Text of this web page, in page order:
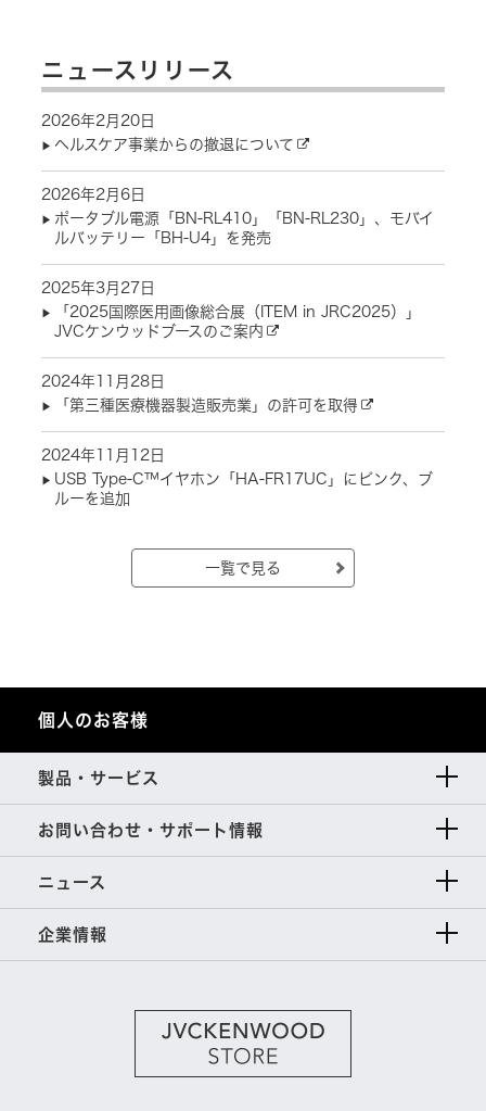
ニュースリリース
一覧で見る
2026年2月20日
ヘルスケア事業からの撤退について
2026年2月6日
ポータブル電源「BN-RL410」「BN-RL230」、モバイ
ルバッテリー「BH-U4」を発売
2025年3月27日
「2025国際医用画像総合展（ITEM in JRC2025）」
JVCケンウッドブースのご案内
2024年11月28日
「第三種医療機器製造販売業」の許可を取得
2024年11月12日
USB Type-C™イヤホン「HA-FR17UC」にピンク、ブ
ルーを追加
個人のお客様
製品・サービス
お問い合わせ・サポート情報
ニュース
企業情報